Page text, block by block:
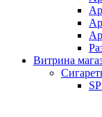
Витрина